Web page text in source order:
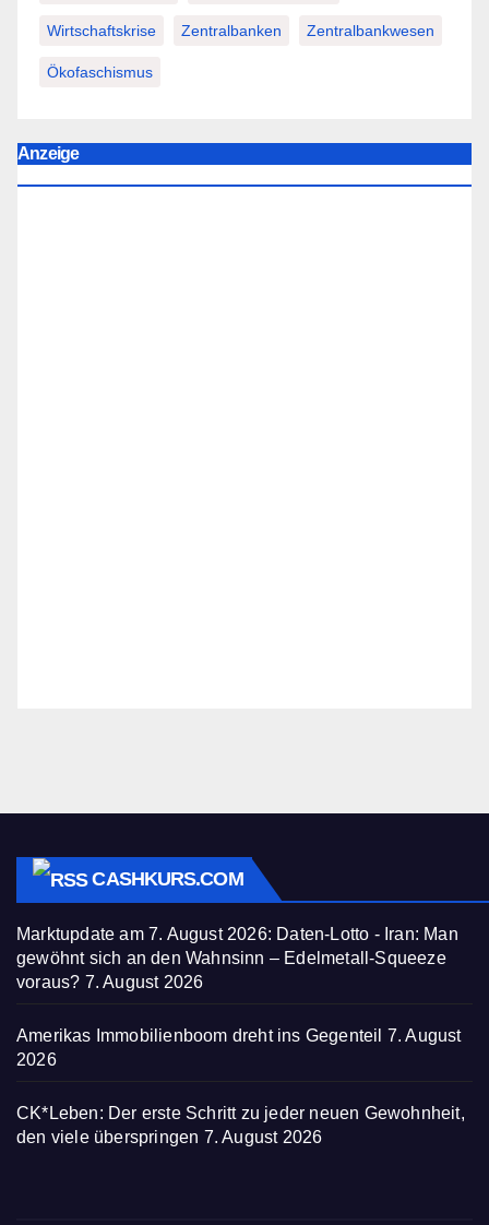
Wirtschaftskrise Zentralbanken Zentralbankwesen
Ökofaschismus
Anzeige
CASHKURS.COM
Marktupdate am 7. August 2026: Daten-Lotto - Iran: Man
gewöhnt sich an den Wahnsinn – Edelmetall-Squeeze
voraus? 7. August 2026
Amerikas Immobilienboom dreht ins Gegenteil 7. August
2026
CK*Leben: Der erste Schritt zu jeder neuen Gewohnheit,
den viele überspringen 7. August 2026